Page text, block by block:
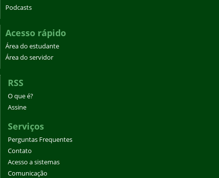
Podcasts
Acesso rápido
Área do estudante
Área do servidor
RSS
O que é?
Assine
Serviços
Perguntas Frequentes
Contato
Acesso a sistemas
Comunicação